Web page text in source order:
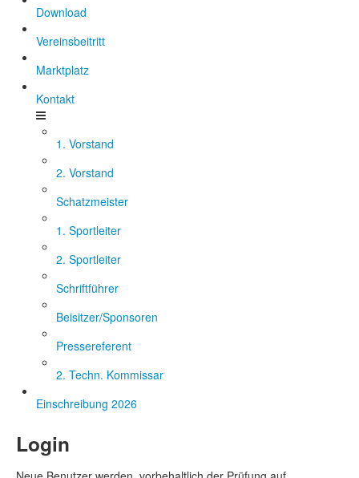
Download
Vereinsbeitritt
Marktplatz
Kontakt
1. Vorstand
2. Vorstand
Schatzmeister
1. Sportleiter
2. Sportleiter
Schriftführer
Beisitzer/Sponsoren
Pressereferent
2. Techn. Kommissar
Einschreibung 2026
Login